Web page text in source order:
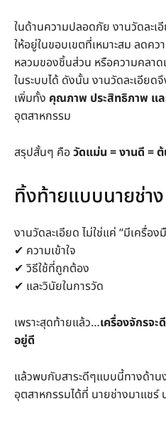
ในด้านความปลอดภัย งานวัดละ
ให้อยู่ในขอบเขตที่เหมาะสม ลดคว
หลวมของชิ้นส่วน หรือความคลา
ในระบบได้ ดังนั้น งานวัดละเอีย
เพิ่มทั้ง คุณภาพ ประสิทธิภาพ แ
อุตสาหกรรม
สรุปสั้นๆ คือวัดแม่น = งานดี =
ทิ้งท้ายแบบนายช่าง
งานวัดละเอียด ไม่ใช่แค่ “มีเครื่อ
✔ ความเข้าใจ
✔ วิธีใช้ที่ถูกต้อง
✔ และวินัยในการวัด
เพราะสุดท้ายแล้ว…เครื่องจักรจ
อยู่ดี
แล้วพบกับสาระดีๆแบบนี้ทางด้าน
อุตสาหกรรมได้ที่ นายช่างมาแชร์